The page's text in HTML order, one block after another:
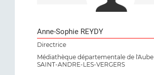
Anne-Sophie REYDY
Directrice
Médiathèque départementale de l'Aube
SAINT-ANDRE-LES-VERGERS